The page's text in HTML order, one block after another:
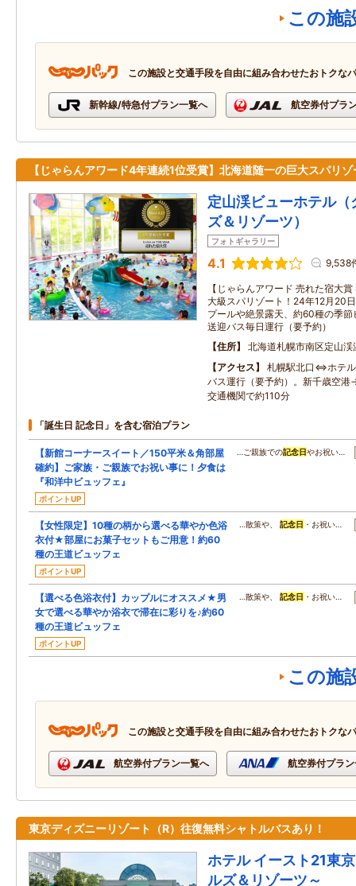
この施
この施設と交通手段を自由に組み合わせたおトクな
新幹線/特急付プラン一覧へ 航空券付プラ
【じゃらんアワード4年連続1位受賞】北海道随一の巨大スパリゾ
定山渓ビューホテル
ズ＆リゾーツ）
フォトギャラリー
4.1 9,538
【じゃらんアワード 売れた宿大
大級スパリゾート！24年12月20
プールや絶景露天、約60種の季
送迎バス毎日運行（要予約）
住所
北海道札幌市南区定山
アクセス
札幌駅北口⇔ホテ
バス運行（要予約）。新千歳空
交通機関で約110分
「誕生日 記念日」を含む宿泊プラン
【新館コーナースイート／150平米＆角部屋
確約】ご家族・ご親族でお祝い事に！夕食は
『和洋中ビュッフェ』
ポイントUP
…ご親族での記念日やお祝い…
【女性限定】10種の柄から選べる華やか色浴
衣付★部屋にお菓子セットもご用意！約60
種の王道ビュッフェ
ポイントUP
…散策や、記念日 ・お祝い…
【選べる色浴衣付】カップルにオススメ★男
女で選べる華やか浴衣で滞在に彩りを♪約60
種の王道ビュッフェ
ポイントUP
…散策や、記念日 ・お祝い…
この施
この施設と交通手段を自由に組み合わせたおトクな
航空券付プラン一覧へ 航空券付プラ
東京ディズニーリゾート（R）往復無料シャトルバスあり！
ホテル イースト21東
ルズ＆リゾーツ～